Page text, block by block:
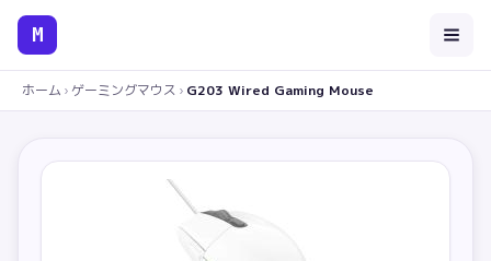
M
ホーム › ゲーミングマウス › G203 Wired Gaming Mouse